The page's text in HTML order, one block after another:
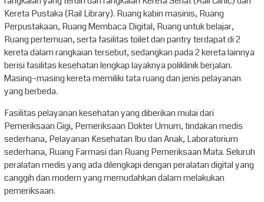
Kereta Pustaka (Rail Library). Ruang kabin masinis, Ruang
Perpustakaan, Ruang Membaca Digital, Ruang untuk belajar,
Ruang pertemuan, serta fasilitas toilet dan pantry terdapat di 2
kereta dalam rangkaian tersebut, sedangkan pada 2 kereta lainnya
berisi fasilitas kesehatan lengkap layaknya poliklinik berjalan.
Masing–masing kereta memiliki tata ruang dan jenis pelayanan
yang berbeda.
Fasilitas pelayanan kesehatan yang diberikan mulai dari
Pemeriksaan Gigi, Pemeriksaan Dokter Umum, tindakan medis
sederhana, Pelayanan Kesehatan Ibu dan Anak, Laboratorium
sederhana, Ruang Farmasi dan Ruang Pemeriksaan Mata. Seluruh
peralatan medis yang ada dilengkapi dengan peralatan digital yang
canggih dan modern yang memudahkan dalam melakukan
pemeriksaan.